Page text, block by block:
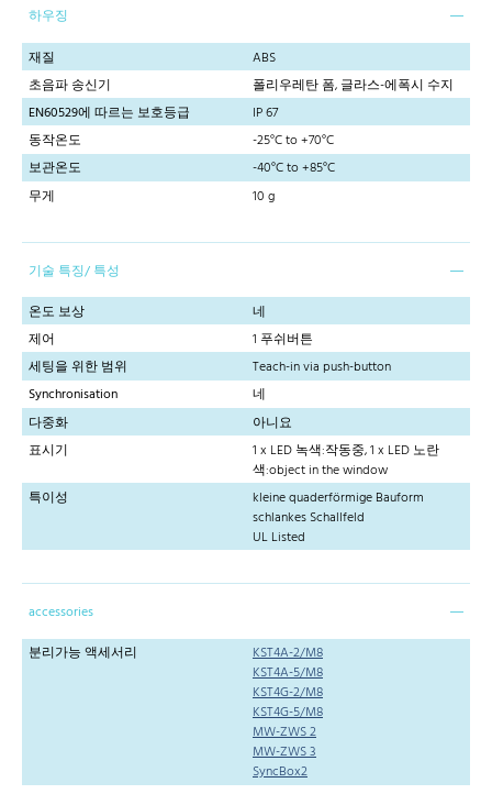
하우징
재질
ABS
초음파 송신기
폴리우레탄 폼, 글라스-에폭시 수지
EN60529에 따르는 보호등급
IP 67
동작온도
-25°C to +70°C
보관온도
-40°C to +85°C
무게
10 g
기술 특징/ 특성
온도 보상
네
제어
1 푸쉬버튼
세팅을 위한 범위
Teach-in via push-button
Synchronisation
네
다중화
아니요
표시기
1 x LED 녹색:작동중, 1 x LED 노란
색:object in the window
특이성
kleine quaderförmige Bauform
schlankes Schallfeld
UL Listed
accessories
분리가능 액세서리
KST4A-2/M8
KST4A-5/M8
KST4G-2/M8
KST4G-5/M8
MW-ZWS 2
MW-ZWS 3
SyncBox2